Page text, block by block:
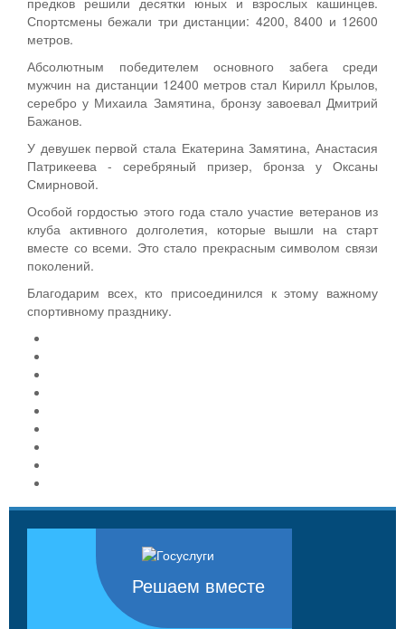
Спортсмены бежали три дистанции: 4200, 8400 и 12600
метров.
Абсолютным победителем основного забега среди
мужчин на дистанции 12400 метров стал Кирилл Крылов,
серебро у Михаила Замятина, бронзу завоевал Дмитрий
Бажанов.
У девушек первой стала Екатерина Замятина, Анастасия
Патрикеева - серебряный призер, бронза у Оксаны
Смирновой.
Особой гордостью этого года стало участие ветеранов из
клуба активного долголетия, которые вышли на старт
вместе со всеми. Это стало прекрасным символом связи
поколений.
Благодарим всех, кто присоединился к этому важному
спортивному празднику.
Решаем вместе